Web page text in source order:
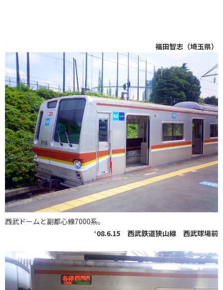
福田智志（埼玉県）
西武ドームと副都心線7000系。
‘08.6.15 西武鉄道狭山線 西武球場前